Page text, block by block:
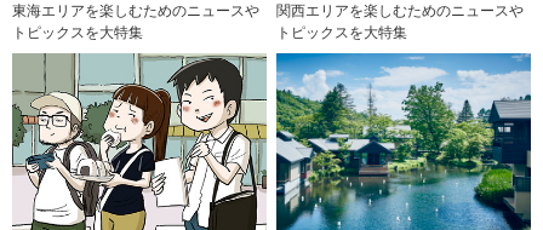
東海エリアを楽しむためのニュースや
トピックスを大特集
関西エリアを楽しむためのニュースや
トピックスを大特集